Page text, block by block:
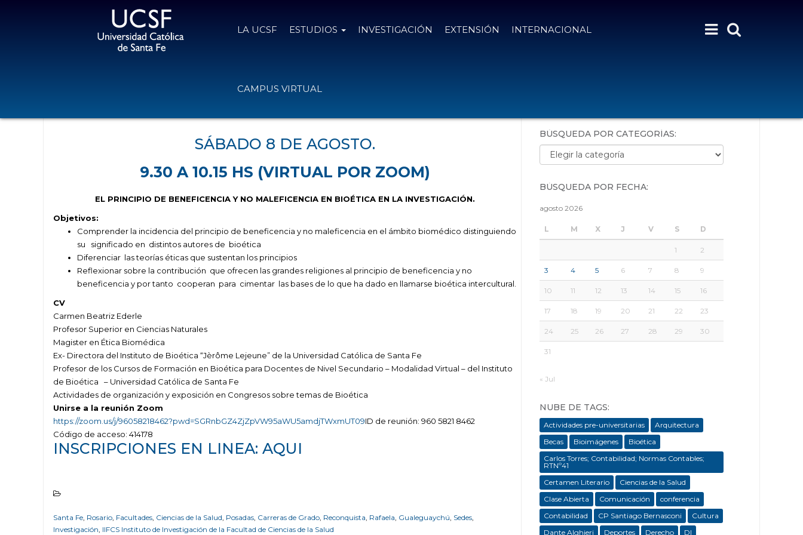
LA UCSF ESTUDIOS INVESTIGACIÓN EXTENSIÓN INTERNACIONAL
CAMPUS VIRTUAL
SÁBADO 8 DE AGOSTO.
9.30 A 10.15 HS (VIRTUAL POR ZOOM)
EL PRINCIPIO DE BENEFICENCIA Y NO MALEFICENCIA EN BIOÉTICA EN LA INVESTIGACIÓN.
Objetivos:
Comprender la incidencia del principio de beneficencia y no maleficencia en el ámbito biomédico distinguiendo
su significado en distintos autores de bioética
Diferenciar las teorías éticas que sustentan los principios
Reflexionar sobre la contribución que ofrecen las grandes religiones al principio de beneficencia y no
beneficencia y por tanto cooperan para cimentar las bases de lo que ha dado en llamarse bioética intercultural.
CV
Carmen Beatriz Ederle
Profesor Superior en Ciencias Naturales
Magister en Ética Biomédica
Ex- Directora del Instituto de Bioética “Jèrôme Lejeune” de la Universidad Católica de Santa Fe
Profesor de los Cursos de Formación en Bioética para Docentes de Nivel Secundario – Modalidad Virtual – del Instituto
de Bioética – Universidad Católica de Santa Fe
Actividades de organización y exposición en Congresos sobre temas de Bioética
Unirse a la reunión Zoom
https://zoom.us/j/96058218462?pwd=SGRnbGZ4ZjZpVW95aWU5amdjTWxmUT09ID de reunión: 960 5821 8462
Código de acceso: 414178
INSCRIPCIONES EN LINEA: AQUI
Santa Fe, Rosario, Facultades, Ciencias de la Salud, Posadas, Carreras de Grado, Reconquista, Rafaela, Gualeguaychú, Sedes,
Investigación, IIFCS Instituto de Investigación de la Facultad de Ciencias de la Salud
BÚSQUEDA POR CATEGORÍAS:
Búsqueda por categorías:
BÚSQUEDA POR FECHA:
agosto 2026
L M X J V S D
1 2
3 4 5 6 7 8 9
10 11 12 13 14 15 16
17 18 19 20 21 22 23
24 25 26 27 28 29 30
31
« Jul
NUBE DE TAGS:
Actividades pre-universitarias
Arquitectura
Becas
Bioimágenes
Bioética
Carlos Torres; Contabilidad; Normas Contables;
RTNº41
Certamen Literario
Ciencias de la Salud
Clase Abierta
Comunicación
conferencia
Contabilidad
CP Santiago Bernasconi
Cultura
Dante Alghieri
Deportes Derecho
DI